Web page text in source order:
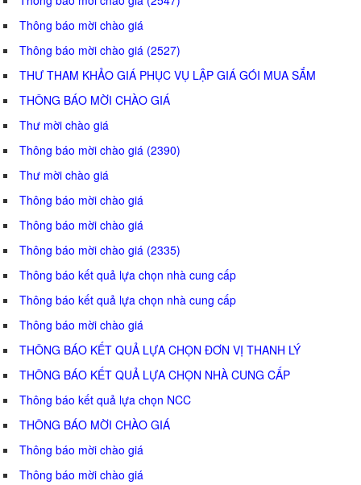
Thông báo mời chào giá
Thông báo mời chào giá (2527)
THƯ THAM KHẢO GIÁ PHỤC VỤ LẬP GIÁ GÓI MUA SẮM
THÔNG BÁO MỜI CHÀO GIÁ
Thư mời chào giá
Thông báo mời chào giá (2390)
Thư mời chào giá
Thông báo mời chào giá
Thông báo mời chào giá
Thông báo mời chào giá (2335)
Thông báo kết quả lựa chọn nhà cung cấp
Thông báo kết quả lựa chọn nhà cung cấp
Thông báo mời chào giá
THÔNG BÁO KẾT QUẢ LỰA CHỌN ĐƠN VỊ THANH LÝ
THÔNG BÁO KẾT QUẢ LỰA CHỌN NHÀ CUNG CẤP
Thông báo kết quả lựa chọn NCC
THÔNG BÁO MỜI CHÀO GIÁ
Thông báo mời chào giá
Thông báo mời chào giá